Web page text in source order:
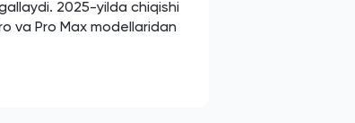
2025-yilda chiqishi
va Pro Max modellaridan